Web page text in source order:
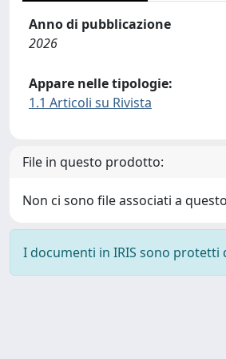
Anno di pubblicazione
2026
Appare nelle tipologie:
1.1 Articoli su Rivista
File in questo prodotto:
Non ci sono file associati a
I documenti in IRIS sono